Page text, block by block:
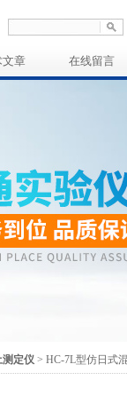
文章 在线留言
测定仪 > HC-7L型仿日式